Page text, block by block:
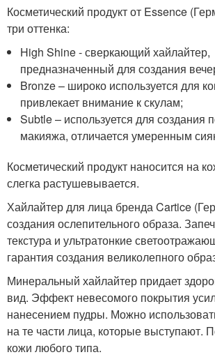
Косметический продукт от Essence
три оттенка:
High Shine - сверкающий хайлайтер,
предназначенный для создания
Bronze – широко используется для
привлекает внимание к скулам;
Subtle – используется для создания
макияжа, отличается умеренным
Косметический продукт наносится на
слегка растушевывается.
Хайлайтер для лица бренда Cartice
создания ослепительного образа.
текстура и ультратонкие
гарантия создания великолепного
Минеральный хайлайтер придает
вид. Эффект невесомого покрытия
нанесением пудры. Можно
на те части лица, которые выступают.
кожи любого типа.